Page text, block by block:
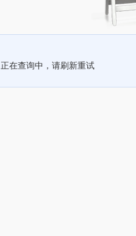
正在查询中，请刷新重试